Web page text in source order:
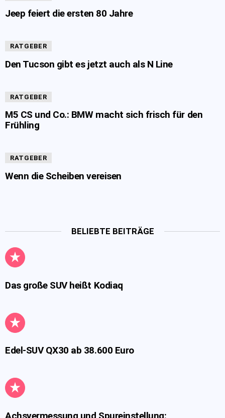
Jeep feiert die ersten 80 Jahre
RATGEBER
Den Tucson gibt es jetzt auch als N Line
RATGEBER
M5 CS und Co.: BMW macht sich frisch für den
Frühling
RATGEBER
Wenn die Scheiben vereisen
BELIEBTE BEITRÄGE
Das große SUV heißt Kodiaq
Edel-SUV QX30 ab 38.600 Euro
Achsvermessung und Spureinstellung: